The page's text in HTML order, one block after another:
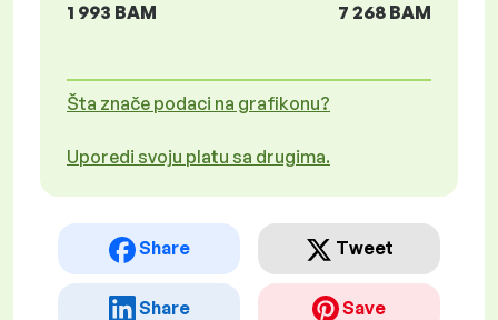
1 993 BAM
7 268 BAM
Šta znače podaci na grafikonu?
Uporedi svoju platu sa drugima.
Share Tweet
Share Save